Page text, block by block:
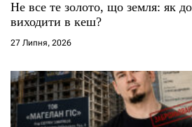
Не все те золото, що земля: як
виходити в кеш?
27 Липня, 2026